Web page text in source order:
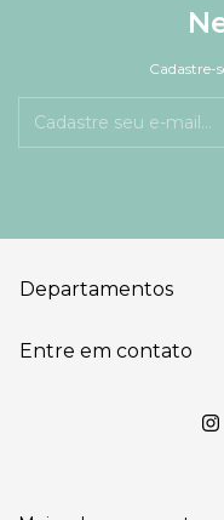
Cadastre-
Departamentos
Entre em contato